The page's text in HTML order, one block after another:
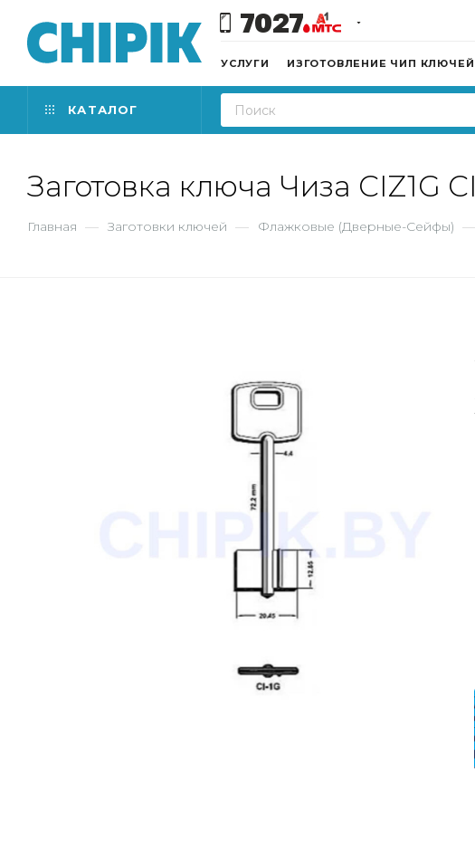
7027
УСЛУГИ ИЗГОТОВЛЕНИЕ ЧИП КЛЮЧЕЙ
КАТАЛОГ
Заготовка ключа Чиза CIZ1G
Главная — Заготовки ключей — Флажковые (Дверные-Сейфы) —